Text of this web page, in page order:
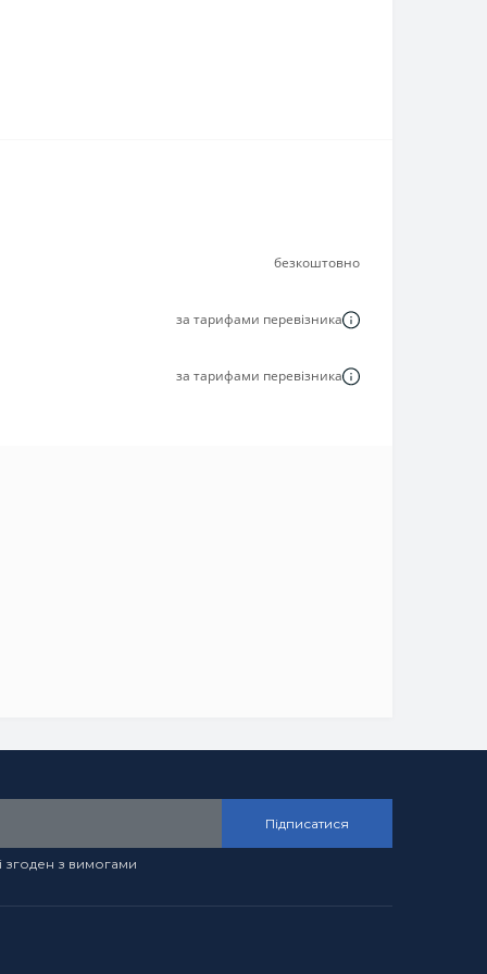
безкоштовно
за тарифами перевізника
за тарифами перевізника
Підписатися
і згоден з вимогами